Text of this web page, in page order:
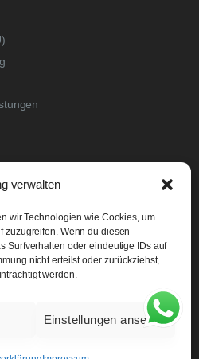
verwalten
wir Technologien wie Cookies, um
zuzugreifen. Wenn du diesen
Surfverhalten oder eindeutige IDs auf
nicht erteilst oder zurückziehst,
werden.
Einstellungen ansehen